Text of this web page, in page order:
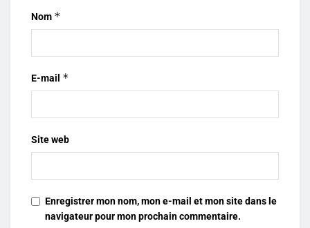
Nom *
E-mail *
Site web
Enregistrer mon nom, mon e-mail et mon site dans le
navigateur pour mon prochain commentaire.